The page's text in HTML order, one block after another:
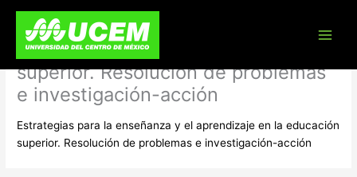
content
Estrategias para la enseñanza y el
aprendizaje en la educación
superior. Resolución de problemas
e investigación-acción
Estrategias para la enseñanza y el aprendizaje en la educación
superior. Resolución de problemas e investigación-acción